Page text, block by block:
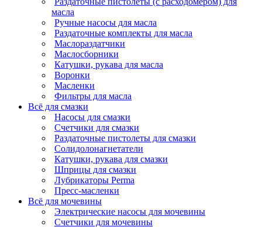
масла
Ручные насосы для масла
Раздаточные комплекты для масла
Маслораздатчики
Маслосборники
Катушки, рукава для масла
Воронки
Масленки
Фильтры для масла
Всё для смазки
Насосы для смазки
Счетчики для смазки
Раздаточные пистолеты для смазки
Солидолонагнетатели
Катушки, рукава для смазки
Шприцы для смазки
Лубрикаторы Perma
Пресс-масленки
Всё для мочевины
Электрические насосы для мочевины
Счетчики для мочевины